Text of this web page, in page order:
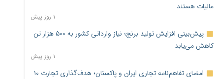
مالیات هستند
۱ روز پیش
پیش‌بینی افزایش تولید برنج؛ نیاز وارداتی کشور به ۵۰۰ هزار تن
کاهش می‌یابد
۱ روز پیش
امضای تفاهم‌نامه تجاری ایران و پاکستان؛ هدف‌گذاری تجارت ۱۰